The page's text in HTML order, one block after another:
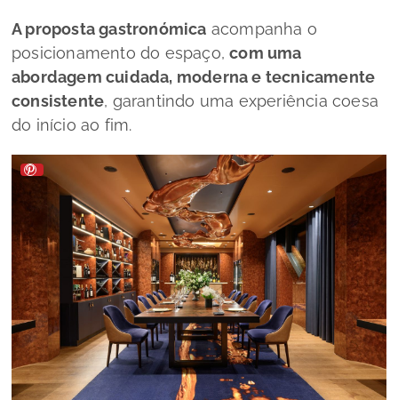
A proposta gastronómica acompanha o
posicionamento do espaço,com uma
abordagem cuidada, moderna e tecnicamente
consistente, garantindo uma experiência coesa
do início ao fim.